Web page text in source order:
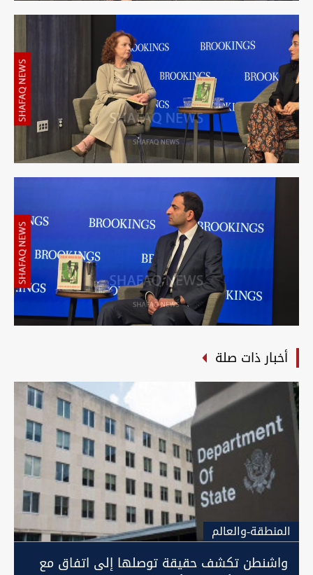
أخبار ذات صلة
المنطقة-والعالم
واشنطن تكشف حقيقة توصلها إلى اتفاق مع